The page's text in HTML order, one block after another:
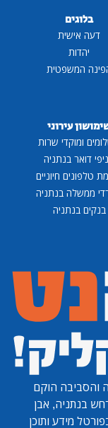
בלוגים
דעה אישית
יהדות
המשפטית
עירוני
ומוקדי שרות
דואר בנתניה
טלפונים חיוניים
ממשלה בנתניה
בנקים בנתניה
והסביבה הוקם
בנתניה, אבן
מידע ותוכן